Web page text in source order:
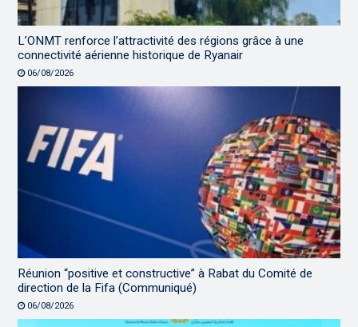
L’ONMT renforce l’attractivité des régions grâce à une
connectivité aérienne historique de Ryanair
06/08/2026
Réunion “positive et constructive” à Rabat du Comité de
direction de la Fifa (Communiqué)
06/08/2026